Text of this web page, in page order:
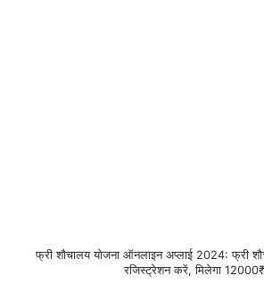
फ्री शौचालय योजना ऑनलाइन अप्लाई 2024: फ्री
रजिस्ट्रेशन करें, मिलेगा